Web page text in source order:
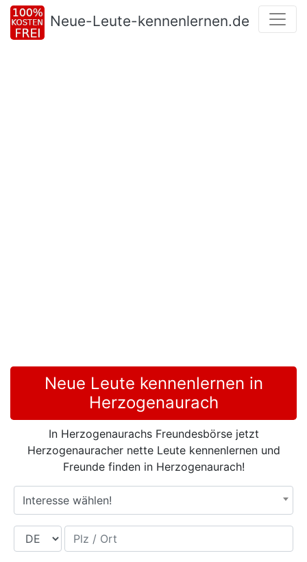
Neue-Leute-kennenlernen.de
Neue Leute kennenlernen in
Herzogenaurach
In Herzogenaurachs Freundesbörse jetzt
Herzogenauracher nette Leute kennenlernen und
Freunde finden in Herzogenaurach!
Interesse wählen!
Land Plz / Ort